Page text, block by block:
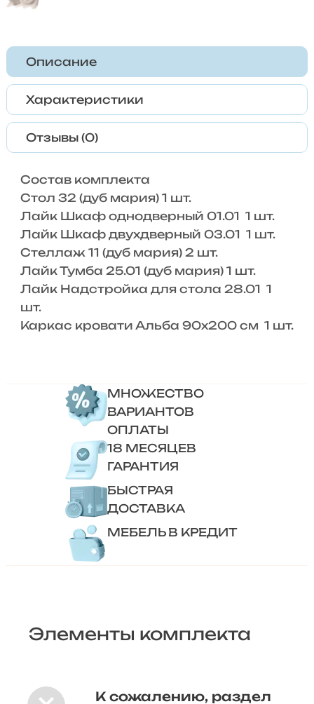
Описание
Характеристики
Отзывы (0)
Состав комплекта
Стол 32 (дуб мария) 1 шт.
Лайк Шкаф однодверный 01.01 1 шт.
Лайк Шкаф двухдверный 03.01 1 шт.
Стеллаж 11 (дуб мария) 2 шт.
Лайк Тумба 25.01 (дуб мария) 1 шт.
Лайк Надстройка для стола 28.01 1
шт.
Каркас кровати Альба 90х200 см 1 шт.
МНОЖЕСТВО
ВАРИАНТОВ
ОПЛАТЫ
18 МЕСЯЦЕВ
ГАРАНТИЯ
БЫСТРАЯ
ДОСТАВКА
МЕБЕЛЬ В КРЕДИТ
Элементы комплекта
К сожалению, раздел